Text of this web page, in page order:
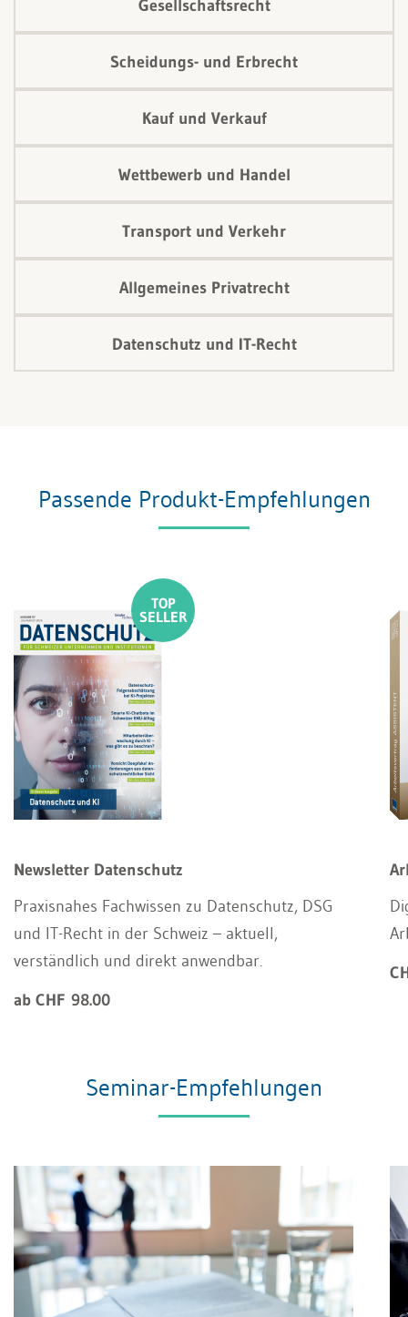
Gesellschaftsrecht
Scheidungs- und Erbrecht
Kauf und Verkauf
Wettbewerb und Handel
Transport und Verkehr
Allgemeines Privatrecht
Datenschutz und IT-Recht
Passende Produkt-Empfehlungen
Newsletter Datenschutz
Praxisnahes Fachwissen zu Datenschutz, DSG
und IT-Recht in der Schweiz – aktuell,
verständlich und direkt anwendbar.
ab CHF 98.00
Seminar-Empfehlungen